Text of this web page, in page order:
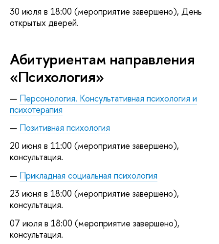
30 июля в 18:00 (мероприятие завершено), День
открытых дверей.
Абитуриентам направления
«Психология»
Персонология. Консультативная психология и
психотерапия
Позитивная психология
20 июня в 11:00 (мероприятие завершено),
консультация.
Прикладная социальная психология
23 июня в 18:00 (мероприятие завершено),
консультация.
07 июля в 18:00 (мероприятие завершено),
консультация.